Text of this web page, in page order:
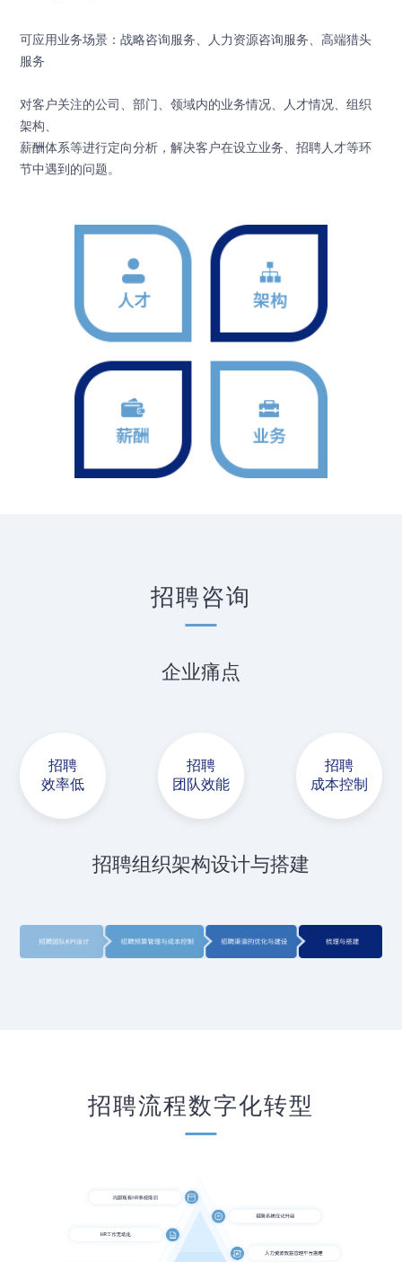
可应用业务场景：战略咨询服务、人力资源咨询服务、高端猎头
服务
对客户关注的公司、部门、领域内的业务情况、人才情况、组织
架构、
薪酬体系等进行定向分析，解决客户在设立业务、招聘人才等环
节中遇到的问题。
招聘咨询
企业痛点
招聘
效率低
招聘
团队效能
招聘
成本控制
招聘组织架构设计与搭建
招聘流程数字化转型